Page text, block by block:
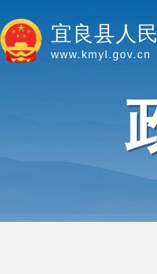
宜良县人
www.kmyl.gov.cn